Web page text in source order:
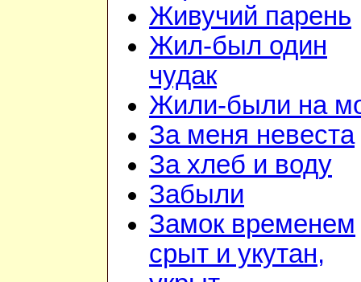
Живучий парень
Жил-был один
чудак
Жили-были на
За меня невеста
За хлеб и воду
Забыли
Замок временем
срыт и укутан,